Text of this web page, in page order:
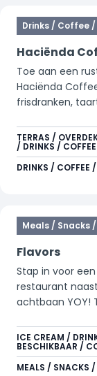
Drinks / Coffee
Haciënda
Toe aan een
Haciënda
frisdranken,
park.
TERRAS /
/ DRINKS / COFFEE
DRINKS / COFFEE
Meals / Snacks
Flavors
Stap in voor
restaurant
achtbaan YOY!
op YOY,
komt bijtanken
een luxe tosti
ICE CREAM /
BESCHIKBAAR /
MEALS / SNACKS